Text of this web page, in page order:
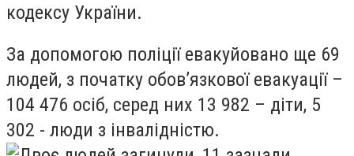
кодексу України.
За допомогою поліції евакуйовано ще 69
людей, з початку обов’язкової евакуації –
104 476 осіб, серед них 13 982 – діти, 5
302 - люди з інвалідністю.